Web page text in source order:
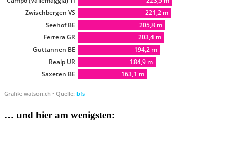
… und hier am wenigsten: